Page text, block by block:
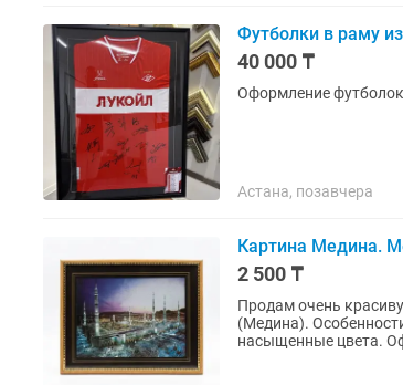
Футболки в раму
40 000 ₸
Оформление
Астана, позавчера
Картина Медина.
2 500 ₸
Продам очень
(Медина).
насыщенные цвета.